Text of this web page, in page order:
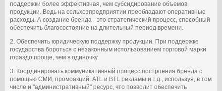
поддержки более эффективная, чем субсидирование объемов
продукции. Ведь на сельхозпредприятии преобладают оперативные
расходы. А создание бренда - это стратегический процесс, способный
обеспечить благосостояние на длительный период времени.
2. Обеспечить юридическую поддержку продукции. При поддержке
государства бороться с незаконным использованием торговой марки
гораздо проще, чем в одиночку.
3. Координировать коммуникативный процесс построения бренда с
помощью СМИ, промоакций, ATL и BTL рекламы и т.д., используя, в том
числе и "административный" ресурс, что позволит обеспечить